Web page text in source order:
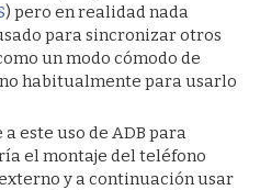
) pero en realidad nada
para sincronizar otros
un modo cómodo de
habitualmente para usarlo
este uso de ADB para
el montaje del teléfono
y a continuación usar